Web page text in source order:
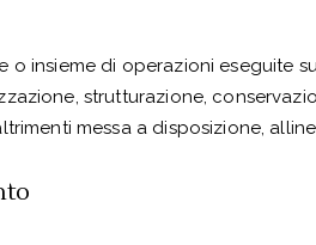
o insieme di operazioni
strutturazione,
messa a disposizione,